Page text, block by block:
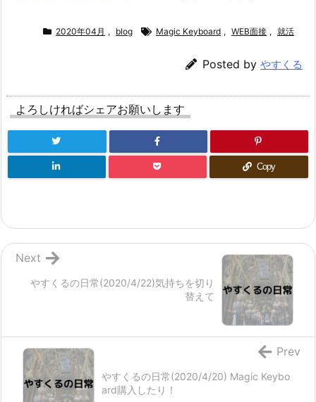
2020年04月 , blog Magic Keyboard , WEB面接 , 就活
Posted by やすくる
よろしければシェアお願いします
Copy
やすくるの日常(2020/4/22)気持ちを切り
替えて
Next
やすくるの日常(2020/4/20) Magic Keybo
ard購入したり！
Prev